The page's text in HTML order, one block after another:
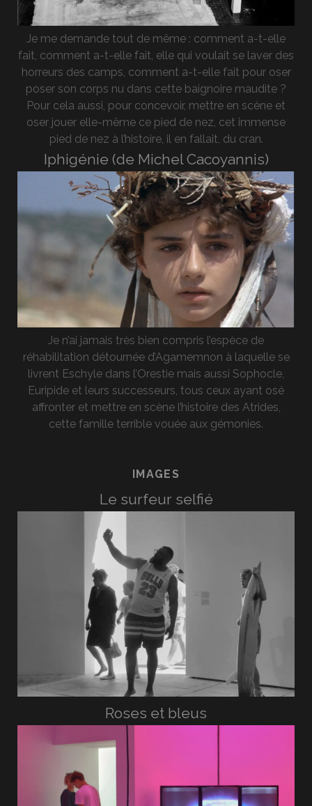
Je me demande tout de même : comment a-t-elle
fait, comment a-t-elle fait, elle qui voulait se laver des
horreurs des camps, comment a-t-elle fait pour oser
poser son corps nu dans cette baignoire maudite ?
Pour cela aussi, pour concevoir, mettre en scène et
oser jouer elle-même ce pied de nez, cet immense
pied de nez à l’histoire, il en fallait, du cran.
Iphigénie (de Michel Cacoyannis)
Je n’ai jamais très bien compris l’espèce de
réhabilitation détournée d’Agamemnon à laquelle se
livrent Eschyle dans l’Orestie mais aussi Sophocle,
Euripide et leurs successeurs, tous ceux ayant osé
affronter et mettre en scène l’histoire des Atrides,
cette famille terrible vouée aux gémonies.
IMAGES
Le surfeur selfié
Roses et bleus